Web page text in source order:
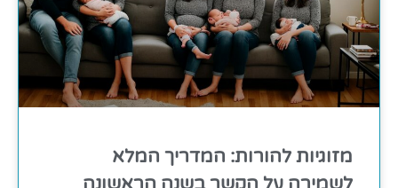
מזוגיות להורות: המדריך המלא